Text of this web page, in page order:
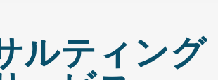
ルティング